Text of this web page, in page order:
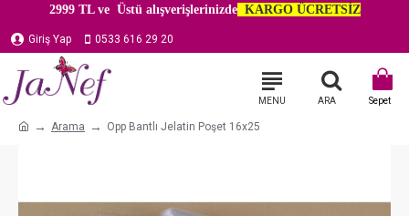
2999 TL ve Üstü alışverişlerinizdeKARGO ÜCRETSİZ
Giriş Yap 0533 616 29 20
Arama Opp Bantlı Jelatin Poşet 16x25